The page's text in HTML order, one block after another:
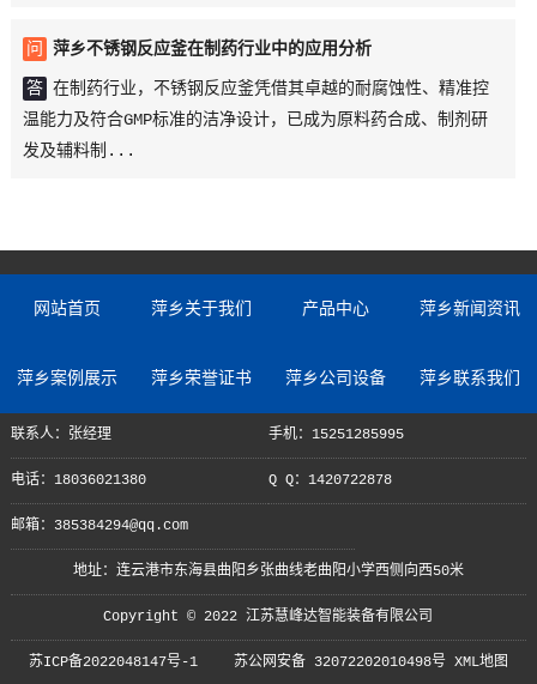
问 萍乡不锈钢反应釜在制药行业中的应用分析
答 在制药行业，不锈钢反应釜凭借其卓越的耐腐蚀性、精准控
温能力及符合GMP标准的洁净设计，已成为原料药合成、制剂研
发及辅料制...
网站首页 萍乡关于我们 产品中心 萍乡新闻资讯
萍乡案例展示 萍乡荣誉证书 萍乡公司设备 萍乡联系我们
联系人：张经理 手机：15251285995
电话：18036021380 Q Q：1420722878
邮箱：385384294@qq.com
地址：连云港市东海县曲阳乡张曲线老曲阳小学西侧向西50米
Copyright © 2022 江苏慧峰达智能装备有限公司
苏ICP备2022048147号-1 苏公网安备 32072202010498号 XML地图